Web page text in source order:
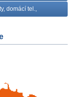
domácí tel.,